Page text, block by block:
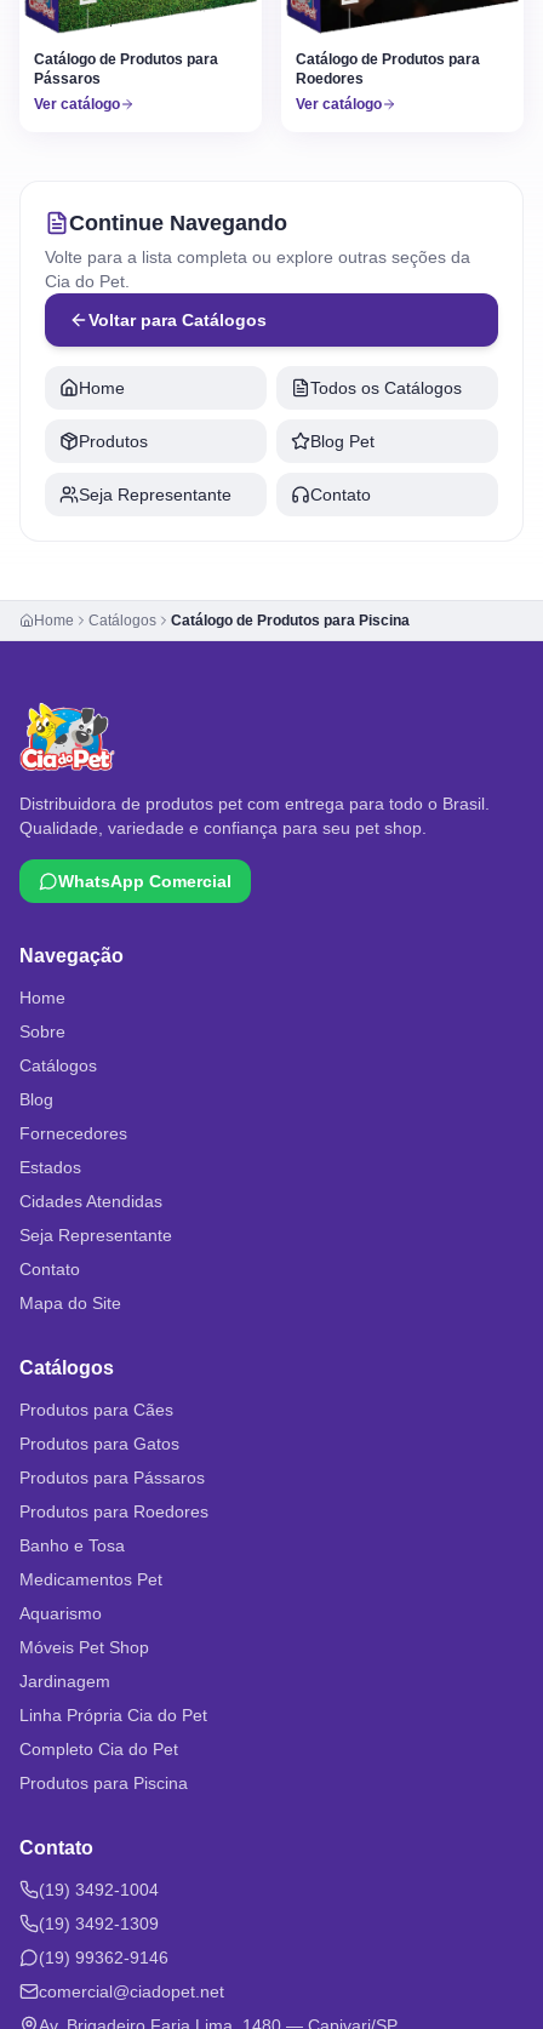
Catálogo de Produtos para
Pássaros
Ver catálogo
Catálogo de Produtos para
Roedores
Ver catálogo
Continue Navegando
Volte para a lista completa ou explore outras seções da
Cia do Pet.
Voltar para Catálogos
Home Todos os Catálogos
Produtos Blog Pet
Seja Representante Contato
Home Catálogos Catálogo de Produtos para Piscina
Distribuidora de produtos pet com entrega para todo o Brasil.
Qualidade, variedade e confiança para seu pet shop.
WhatsApp Comercial
Navegação
Home
Sobre
Catálogos
Blog
Fornecedores
Estados
Cidades Atendidas
Seja Representante
Contato
Mapa do Site
Catálogos
Produtos para Cães
Produtos para Gatos
Produtos para Pássaros
Produtos para Roedores
Banho e Tosa
Medicamentos Pet
Aquarismo
Móveis Pet Shop
Jardinagem
Linha Própria Cia do Pet
Completo Cia do Pet
Produtos para Piscina
Contato
(19) 3492-1004
(19) 3492-1309
(19) 99362-9146
comercial@ciadopet.net